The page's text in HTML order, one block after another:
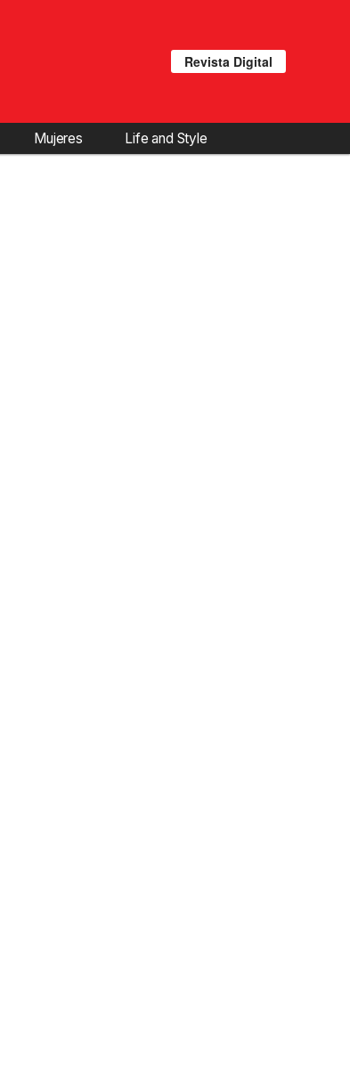
Revista Digital
Mujeres Life and Style